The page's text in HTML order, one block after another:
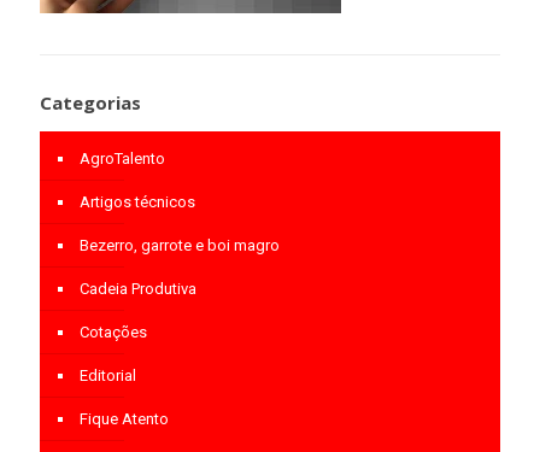
Categorias
AgroTalento
Artigos técnicos
Bezerro, garrote e boi magro
Cadeia Produtiva
Cotações
Editorial
Fique Atento